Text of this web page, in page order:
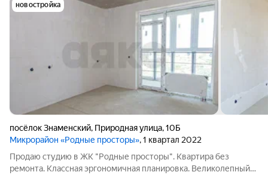
новостройка
посёлок Знаменский, Природная улица,10Б
Микрорайон «Родные просторы», 1 квартал 2022
Продаю студию в ЖК "Родные просторы". Квартира без
ремонта. Классная эргономичная планировка. Великолепный